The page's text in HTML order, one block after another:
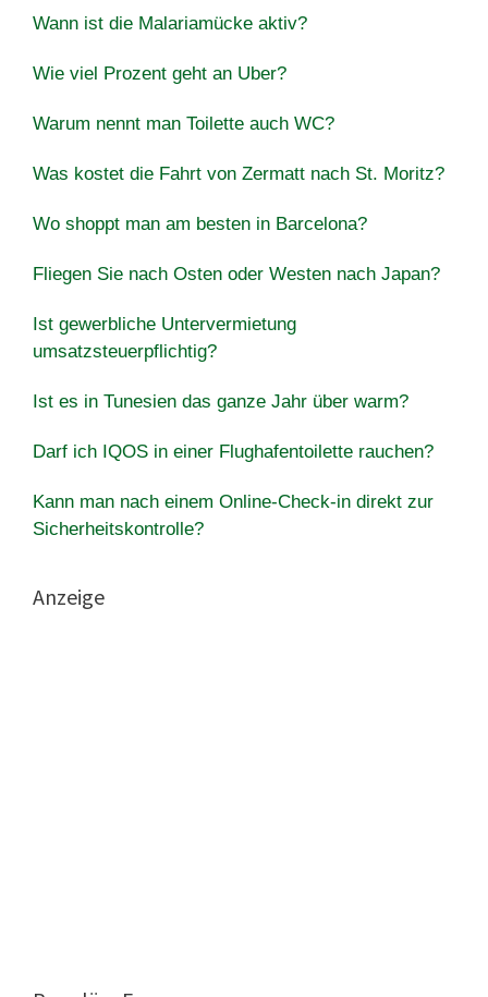
Wann ist die Malariamücke aktiv?
Wie viel Prozent geht an Uber?
Warum nennt man Toilette auch WC?
Was kostet die Fahrt von Zermatt nach St. Moritz?
Wo shoppt man am besten in Barcelona?
Fliegen Sie nach Osten oder Westen nach Japan?
Ist gewerbliche Untervermietung
umsatzsteuerpflichtig?
Ist es in Tunesien das ganze Jahr über warm?
Darf ich IQOS in einer Flughafentoilette rauchen?
Kann man nach einem Online-Check-in direkt zur
Sicherheitskontrolle?
Anzeige